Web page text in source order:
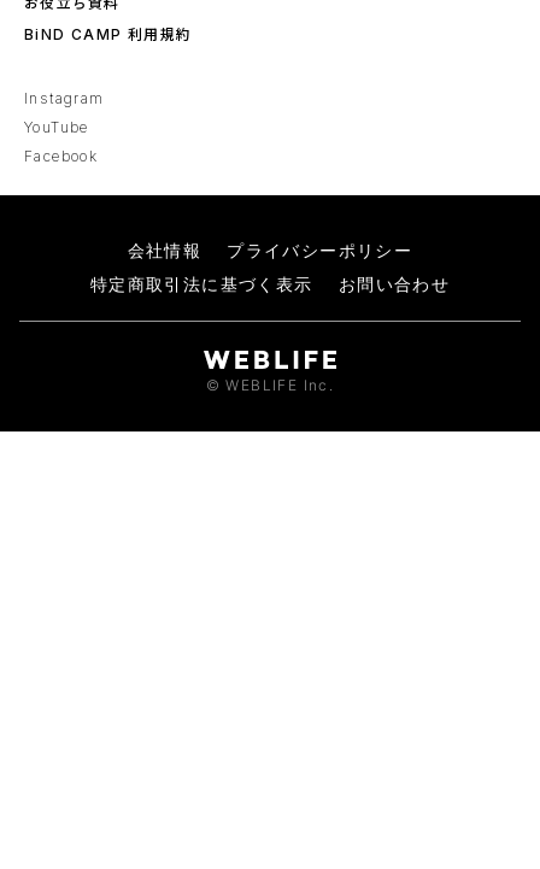
BiND CAMP 利用規約
Instagram
YouTube
Facebook
会社情報
プライバシーポリシー
特定商取引法に基づく表示
お問い合わせ
© WEBLIFE Inc.